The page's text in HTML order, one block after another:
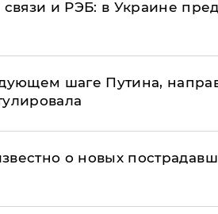
и РЭБ: в Украине
шаге Путина,
о новых